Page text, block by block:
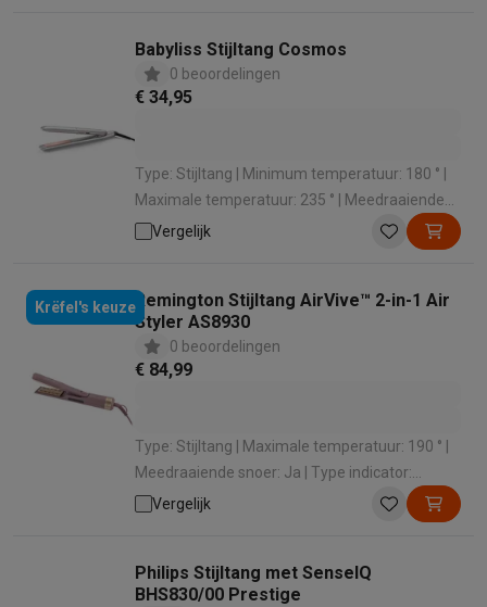
Babyliss Stijltang Cosmos
0 beoordelingen
€ 34,95
Type: Stijltang | Minimum temperatuur: 180 ° |
Maximale temperatuur: 235 ° | Meedraaiende
snoer: Ja | Automatisch uitschakelen: Ja
Vergelijk
Krëfel's keuze Remington Stijltang AirVive™ 2-in-1 Air
Styler AS8930
0 beoordelingen
€ 84,99
Type: Stijltang | Maximale temperatuur: 190 ° |
Meedraaiende snoer: Ja | Type indicator:
Opwarmingsindicator | Automatisch
Vergelijk
Philips Stijltang met SenseIQ
BHS830/00 Prestige